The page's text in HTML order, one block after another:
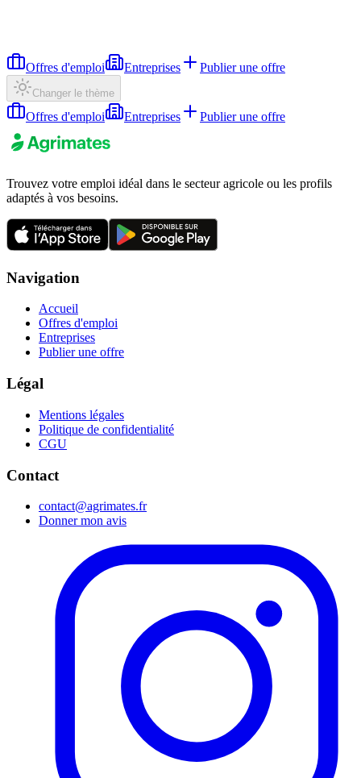
Offres d'emploi Entreprises Publier une offre
Changer le thème
Offres d'emploi Entreprises Publier une offre
Trouvez votre emploi idéal dans le secteur agricole ou les profils
adaptés à vos besoins.
Navigation
Accueil
Offres d'emploi
Entreprises
Publier une offre
Légal
Mentions légales
Politique de confidentialité
CGU
Contact
contact@agrimates.fr
Donner mon avis